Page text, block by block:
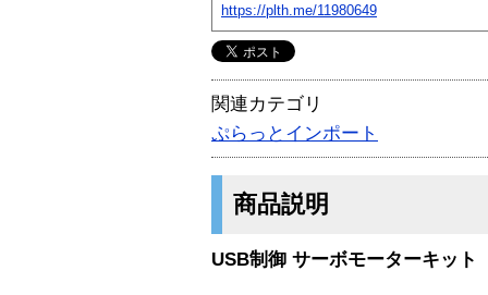
https://plth.me/11980649
関連カテゴリ
ぷらっとインポート
商品説明
USB制御 サーボモーターキット